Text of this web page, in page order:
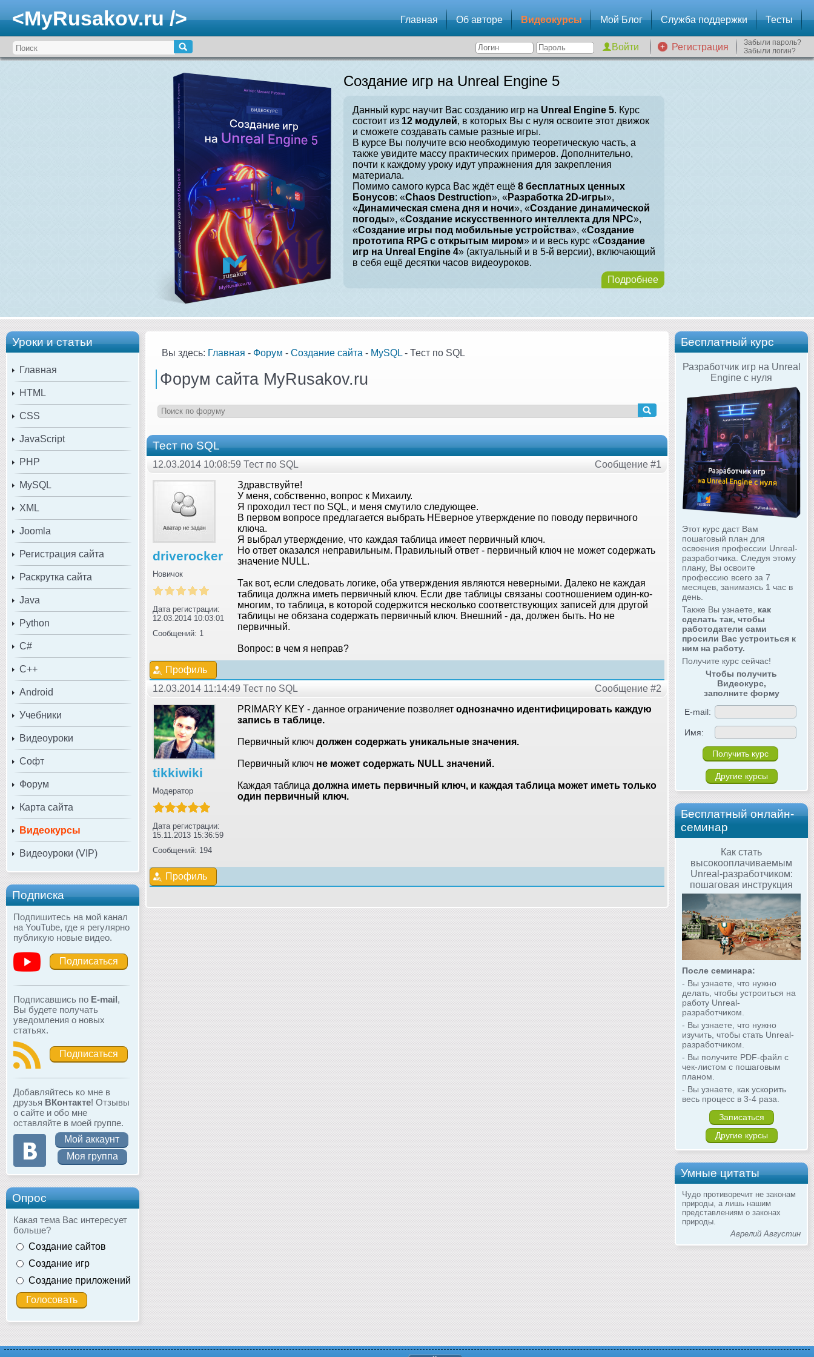
<MyRusakov.ru /> Главная Об авторе Видеокурсы Мой Блог Служба поддержки Тесты
Регистрация
Забыли пароль?
Забыли логин?
Создание игр на Unreal Engine 5
Данный курс научит Вас созданию игр на Unreal Engine 5. Курс
состоит из 12 модулей, в которых Вы с нуля освоите этот движок
и сможете создавать самые разные игры.
В курсе Вы получите всю необходимую теоретическую часть, а
также увидите массу практических примеров. Дополнительно,
почти к каждому уроку идут упражнения для закрепления
материала.
Помимо самого курса Вас ждёт ещё 8 бесплатных ценных
Бонусов: «Chaos Destruction», « Разработка 2D-игры»,
«Динамическая смена дня и ночи», «Создание динамической
погоды», «Создание искусственного интеллекта для NPC»,
«Создание игры под мобильные устройства», «Создание
прототипа RPG с открытым миром» и и весь курс «Создание
игр на Unreal Engine 4» (актуальный и в 5-й версии), включающий
в себя ещё десятки часов видеоуроков.
Подробнее
Уроки и статьи
Главная
HTML
CSS
JavaScript
PHP
MySQL
XML
Joomla
Регистрация сайта
Раскрутка сайта
Java
Python
C#
C++
Android
Учебники
Видеоуроки
Софт
Форум
Карта сайта
Видеокурсы
Видеоуроки (VIP)
Подписка
Подпишитесь на мой канал
на YouTube, где я регулярно
публикую новые видео.
Подписаться
Подписавшись по E-mail,
Вы будете получать
уведомления о новых
статьях.
Подписаться
Добавляйтесь ко мне в
друзья ВКонтакте! Отзывы
о сайте и обо мне
оставляйте в моей группе.
Мой аккаунт
Моя группа
Опрос
Какая тема Вас интересует
больше?
Создание сайтов
Создание игр
Создание приложений
Бесплатный курс
Разработчик игр на Unreal
Engine с нуля
Этот курс даст Вам
пошаговый план для
освоения профессии Unreal-
разработчика. Следуя этому
плану, Вы освоите
профессию всего за 7
месяцев, занимаясь 1 час в
день.
Также Вы узнаете, как
сделать так, чтобы
работодатели сами
просили Вас устроиться к
ним на работу.
Получите курс сейчас!
Чтобы получить
Видеокурс,
заполните форму
E-mail:
Имя:
Другие курсы
Бесплатный онлайн-
семинар
Как стать
высокооплачиваемым
Unreal-разработчиком:
пошаговая инструкция
После семинара:
- Вы узнаете, что нужно
делать, чтобы устроиться на
работу Unreal-
разработчиком.
- Вы узнаете, что нужно
изучить, чтобы стать Unreal-
разработчиком.
- Вы получите PDF-файл с
чек-листом с пошаговым
планом.
- Вы узнаете, как ускорить
весь процесс в 3-4 раза.
Записаться
Другие курсы
Умные цитаты
Чудо противоречит не законам
природы, а лишь нашим
представлениям о законах
природы.
Аврелий Августин
Вы здесь: Главная - Форум - Создание сайта - MySQL - Тест по SQL
Форум сайта MyRusakov.ru
Тест по SQL
12.03.2014 10:08:59 Тест по SQL Сообщение #1
driverocker
Новичок
Дата регистрации:
12.03.2014 10:03:01
Сообщений: 1
Здравствуйте!
У меня, собственно, вопрос к Михаилу.
Я проходил тест по SQL, и меня смутило следующее.
В первом вопросе предлагается выбрать НЕверное утверждение по поводу первичного
ключа.
Я выбрал утверждение, что каждая таблица имеет первичный ключ.
Но ответ оказался неправильным. Правильный ответ - первичный ключ не может содержать
значение NULL.
Так вот, если следовать логике, оба утверждения являются неверными. Далеко не каждая
таблица должна иметь первичный ключ. Если две таблицы связаны соотношением один-ко-
многим, то таблица, в которой содержится несколько соответствующих записей для другой
таблицы не обязана содержать первичный ключ. Внешний - да, должен быть. Но не
первичный.
Вопрос: в чем я неправ?
Профиль
12.03.2014 11:14:49 Тест по SQL
Сообщение #2
tikkiwiki
Модератор
Дата регистрации:
15.11.2013 15:36:59
Сообщений: 194
PRIMARY KEY - данное ограничение позволяет однозначно идентифицировать каждую
запись в таблице.
Первичный ключ должен содержать уникальные значения.
Первичный ключ не может содержать NULL значений.
Каждая таблица должна иметь первичный ключ, и каждая таблица может иметь только
один первичный ключ.
Профиль